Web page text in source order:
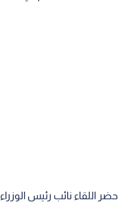
حضر اللقاء نائب رئيس